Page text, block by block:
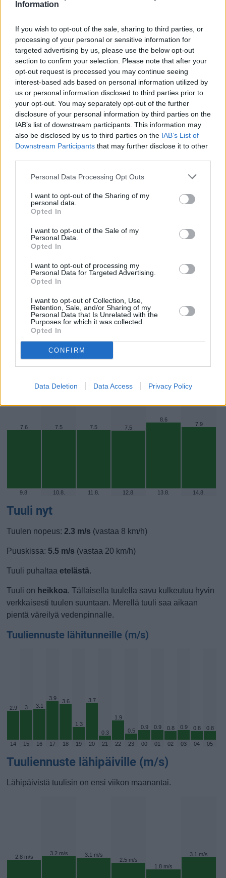
Information
If you wish to opt-out of the sale, sharing to third parties, or
processing of your personal or sensitive information for
targeted advertising by us, please use the below opt-out
section to confirm your selection. Please note that after your
opt-out request is processed you may continue seeing
interest-based ads based on personal information utilized by
us or personal information disclosed to third parties prior to
your opt-out. You may separately opt-out of the further
disclosure of your personal information by third parties on the
IAB’s list of downstream participants. This information may
also be disclosed by us to third parties on the IAB’s List of
Downstream Participants that may further disclose it to other
Personal Data Processing Opt Outs
I want to opt-out of the Sharing of my
personal data.
Opted In
I want to opt-out of the Sale of my
Personal Data.
Opted In
I want to opt-out of processing my
Personal Data for Targeted Advertising.
Opted In
I want to opt-out of Collection, Use,
Retention, Sale, and/or Sharing of my
Personal Data that Is Unrelated with the
Purposes for which it was collected.
Opted In
CONFIRM
Data Deletion Data Access Privacy Policy
18 %
Sateen määrä (kertymä) lähipäivinä
(mm), ennuste
0 mm
0.5 mm
0 mm
2.3 mm
0.6 mm 0.6 mm
Auringon ultraviolettisäteily
UV-indeksi: 7
UV-indeksi (UVI) kertoo tarpeesta suojautua auringon
ultraviolettisäteilyltä. Mitä suurempi UV-indeksi on, sitä
voimakkaampaa on auringon haitallinen UV-säteily maan
paksuus ja yläilmakehän otsonin määrä vaikuttavat UV-
indeksin arvoon.
Tällä hetkellä auringon ultraviolettisäteily Andorrassa on
voimakasta. Suojautumiseen suositellaan aurinkolaseja,
korkean suojakertoimen aurinkovoidetta, ihoa peittäviä
vaatteita ja leveälieristä päähinettä. Ulkonaoloa kannattaa
vähentää keskipäivän (klo 11-16) välillä.
UV-Indeksi lähipäivinä korkeimmillaan,
ennuste
7.6 7.5 7.5 7.5
8.6
7.9
9.8. 10.8. 11.8. 12.8. 13.8. 14.8.
Tuuli nyt
Tuulen nopeus:2.3 m/s (vastaa 8 km/h)
Puuskissa: 5.5 m/s (vastaa 20 km/h)
Tuuli puhaltaa etelästä.
Tuuli on heikkoa. Tällaisella tuulella savu kulkeutuu hyvin
verkkaisesti tuulen suuntaan. Merellä tuuli saa aikaan
pientä väreilyä vedenpinnalle.
Tuuliennuste lähitunneille (m/s)
2.9 3 3.1
3.9 3.6
1.3
3.7
0.3
1.9
0.5
0.9 0.9 0.8 0.9 0.8 0.8
14 15 16 17 18 19 20 21 22 23 00 01 02 03 04 05
Tuuliennuste lähipäiville (m/s)
Lähipäivistä tuulisin on ensi viikon maanantai.
2.8 m/s
3.2 m/s
3.1 m/s
2.5 m/s
1.8 m/s
3.1 m/s